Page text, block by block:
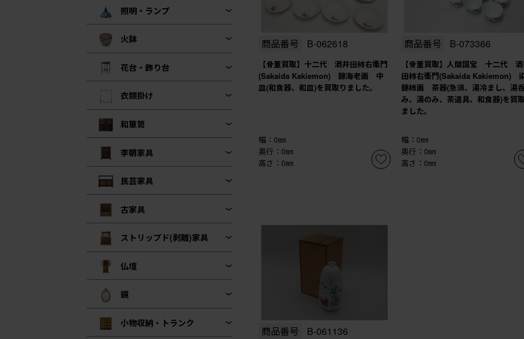
照明・ランプ
火鉢
花台・飾り台
衣類掛け
和箪笥
李朝家具
民芸家具
古家具
ストリップド(剥離)家具
仏壇
鏡
小物収納・トランク
商品番号 B-062618
【骨董買取】十二代 酒井田柿右衛門
(Sakaida Kakiemon) 錦海老画 中
皿(和食器、和皿)を買取りました。
幅：0㎜
奥行：0㎜
高さ：0㎜
商品番号 B-073366
【骨董買取】人間国宝 十二代
田柿右衛門(Sakaida Kakiemon)
錦柿画 茶器(急須、湯冷まし、湯
み、湯のみ、茶道具、和食器)を買
ました。
幅：0㎜
奥行：0㎜
高さ：0㎜
商品番号 B-061136